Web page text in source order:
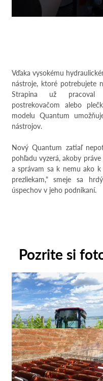
Vďaka vysokému
nástroje, ktoré potrebujete
Strapina už pracoval
postrekovačom alebo
modelu Quantum
nástrojov.
Nový Quantum zatiaľ
pohľadu vyzerá, akoby
a správam sa k nemu ako
prezliekam," smeje sa
úspechov v jeho podnikaní.
Pozrite si